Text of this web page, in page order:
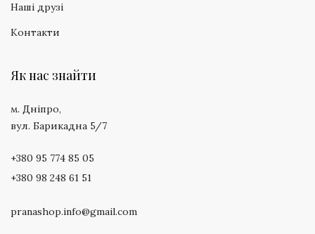
Наші друзі
Контакти
Як нас знайти
м. Дніпро,
вул. Барикадна 5/7
+380 95 774 85 05
+380 98 248 61 51
pranashop.info@gmail.com